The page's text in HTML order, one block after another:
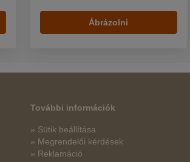
Ábrázolni
További információk
» Sütik beállítása
» Megrendelői kérdések
» Reklamáció